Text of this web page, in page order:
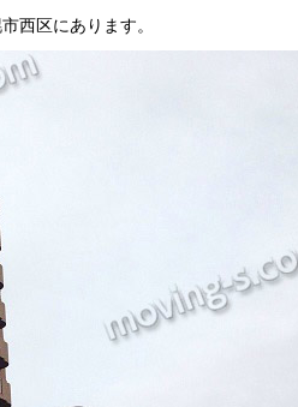
西区にあります。